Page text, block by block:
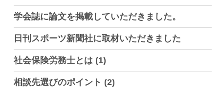
学会誌に論文を掲載していただきました。
日刊スポーツ新聞社に取材いただきました
社会保険労務士とは (1)
相談先選びのポイント (2)